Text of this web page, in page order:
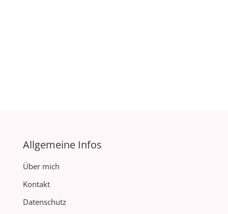
Allgemeine Infos
Über mich
Kontakt
Datenschutz